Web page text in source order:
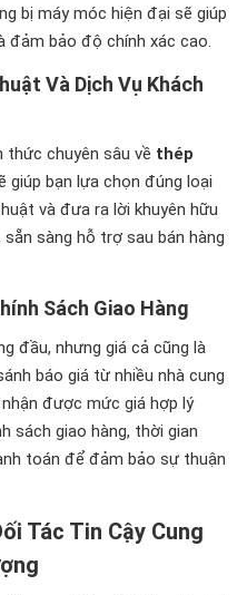
bị máy móc hiện đại sẽ giúp
đảm bảo độ chính xác cao.
Và Dịch Vụ Khách
thức chuyên sâu về thép
giúp bạn lựa chọn đúng loại
và đưa ra lời khuyên hữu
sàng hỗ trợ sau bán hàng
Sách Giao Hàng
đầu, nhưng giá cả cũng là
báo giá từ nhiều nhà cung
được mức giá hợp lý
sách giao hàng, thời gian
toán để đảm bảo sự thuận
Tác Tin Cậy Cung